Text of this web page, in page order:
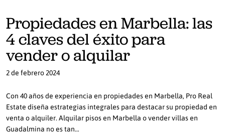
Propiedades en Marbella: las
4 claves del éxito para
vender o alquilar
2 de febrero 2024
Con 40 años de experiencia en propiedades en Marbella, Pro Real
Estate diseña estrategias integrales para destacar su propiedad en
venta o alquiler. Alquilar pisos en Marbella o vender villas en
Guadalmina no es tan…